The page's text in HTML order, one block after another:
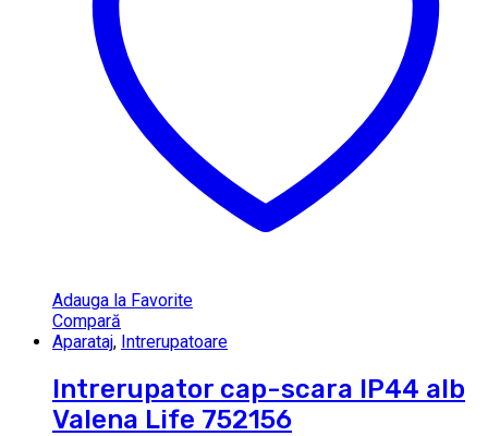
Adauga la Favorite
Compară
Aparataj, Intrerupatoare
Intrerupator cap-scara IP44 alb
Valena Life 752156